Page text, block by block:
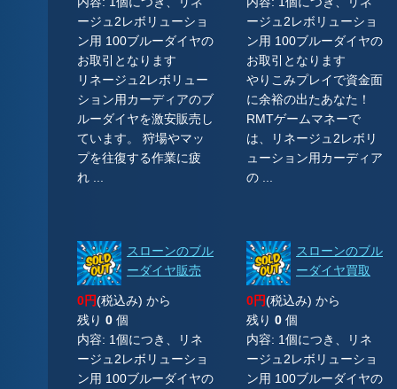
ージュ2レボリューショ
ン用 100ブルーダイヤの
お取引となります
リネージュ2レボリュー
ション用カーディアのブ
ルーダイヤを激安販売し
ています。 狩場やマッ
プを往復する作業に疲
れ ...
ージュ2レボリューショ
ン用 100ブルーダイヤの
お取引となります
やりこみプレイで資金面
に余裕の出たあなた！
RMTゲームマネーで
は、リネージュ2レボリ
ューション用カーディア
の ...
スローンのブル
ーダイヤ販売
0円(税込み) から
残り 0 個
内容: 1個につき、リネ
ージュ2レボリューショ
ン用 100ブルーダイヤの
スローンのブル
ーダイヤ買取
0円(税込み) から
残り 0 個
内容: 1個につき、リネ
ージュ2レボリューショ
ン用 100ブルーダイヤの